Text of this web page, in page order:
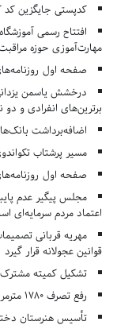
کدپستی جایگزین کد
افتتاح رسمی
مهارت‌آموزی حوزه
صفحه اول روزنامه‌های 11 مرداد
درخشش یاسمن
برترین‌های انفرادی و دو
اضافه‌برداشت
مسیر پرشتاب
صفحه اول روزنامه‌های 10 مرداد
مجلس پیگیر عدم
اعتماد مردم سرمایه‌ای
مهریه قربانی
قوانین عجولانه قرار گیرد
تشکیل کمیته
رفع تصرف ۱۷۸۰ مترمربع از اراضی ملی روستای سرودار کرج
تأسیس هنرستان